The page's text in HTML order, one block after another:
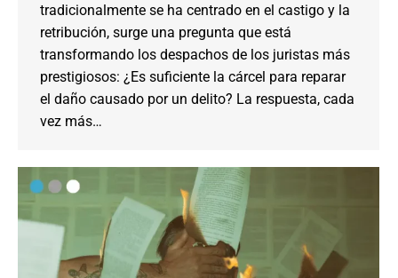
tradicionalmente se ha centrado en el castigo y la
retribución, surge una pregunta que está
transformando los despachos de los juristas más
prestigiosos: ¿Es suficiente la cárcel para reparar
el daño causado por un delito? La respuesta, cada
vez más…